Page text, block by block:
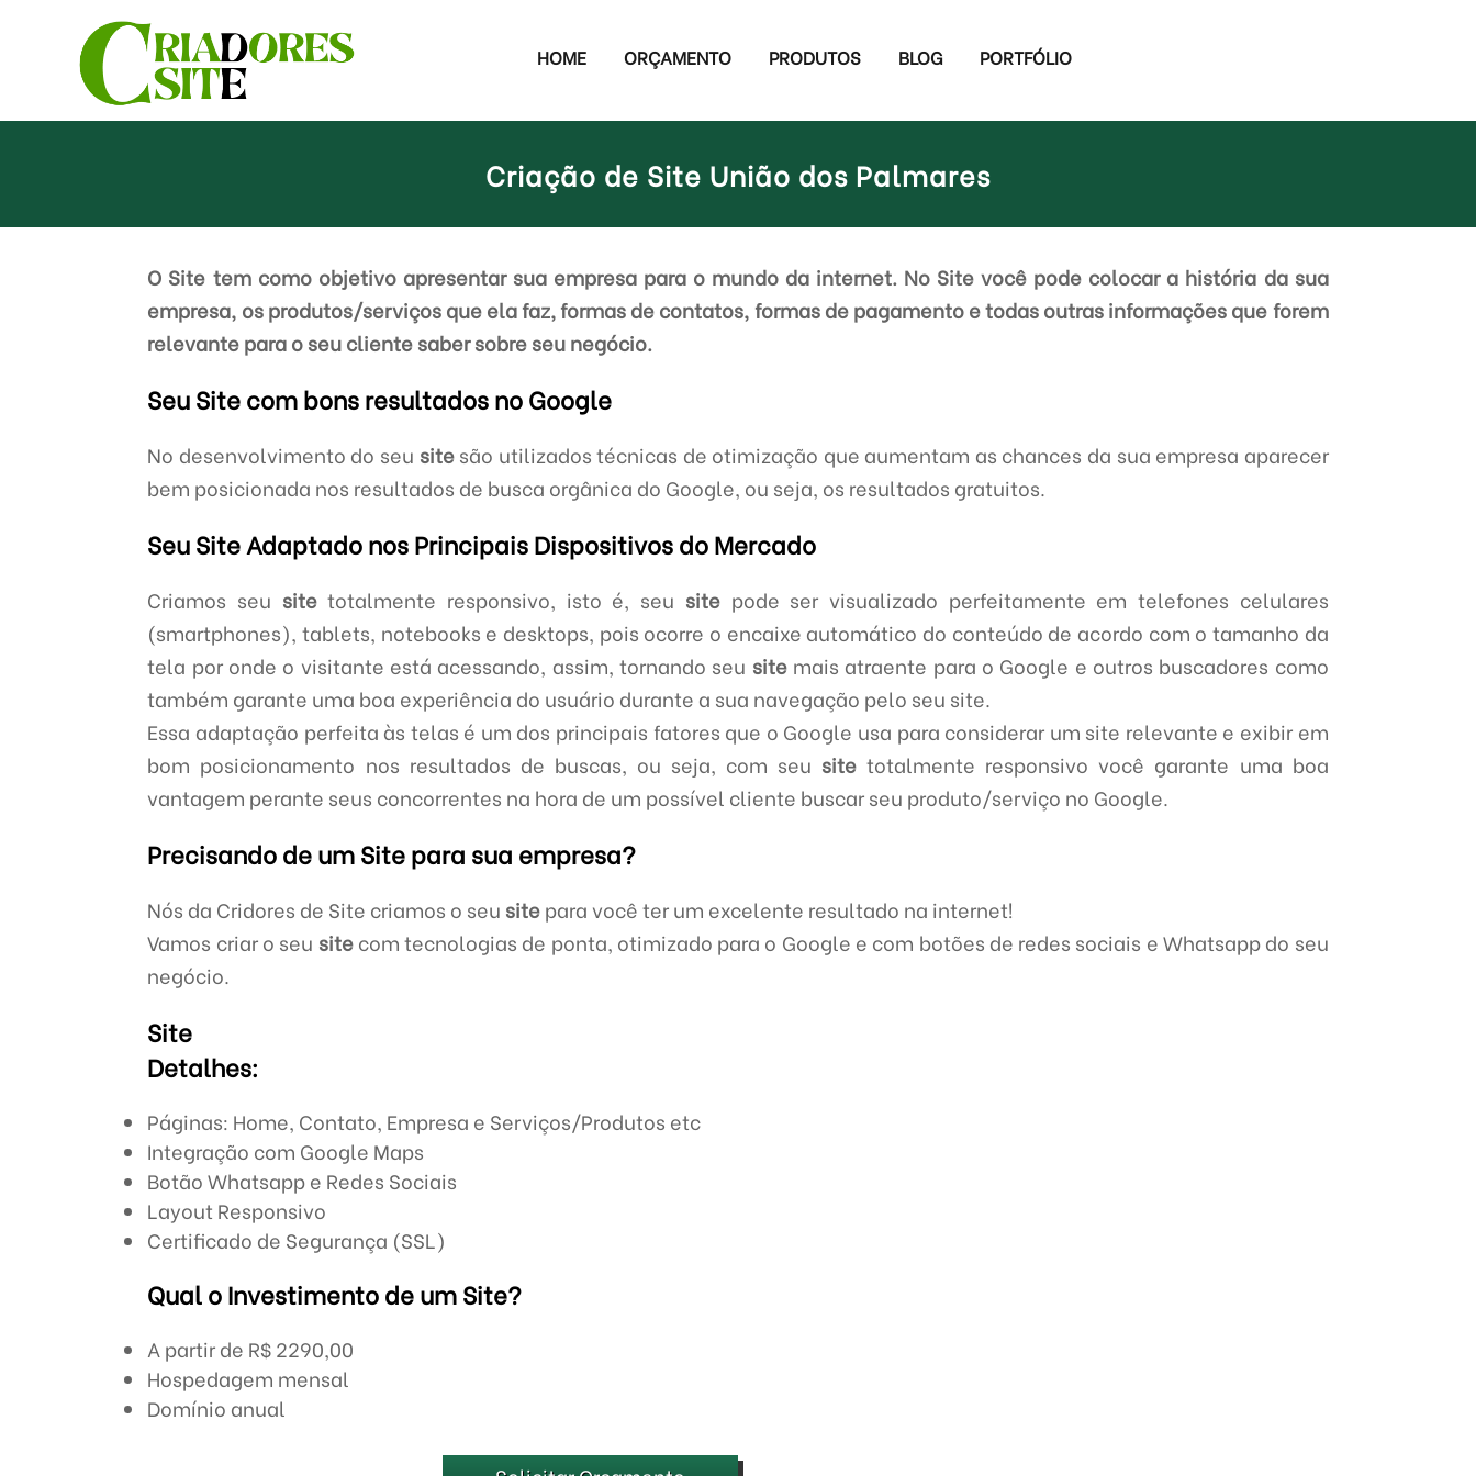
HOME ORÇAMENTO PRODUTOS BLOG PORTFÓLIO
Criação de Site União dos Palmares
O Site tem como objetivo apresentar sua empresa para o mundo da internet. No Site você pode colocar a história da sua
empresa, os produtos/serviços que ela faz, formas de contatos, formas de pagamento e todas outras informações que forem
relevante para o seu cliente saber sobre seu negócio.
Seu Site com bons resultados no Google
No desenvolvimento do seu sitesão utilizados técnicas de otimização que aumentam as chances da sua empresa aparecer
bem posicionada nos resultados de busca orgânica do Google, ou seja, os resultados gratuitos.
Seu Site Adaptado nos Principais Dispositivos do Mercado
Criamos seu sitetotalmente responsivo, isto é, seu sitepode ser visualizado perfeitamente em telefones celulares
(smartphones), tablets, notebooks e desktops, pois ocorre o encaixe automático do conteúdo de acordo com o tamanho da
tela por onde o visitante está acessando, assim, tornando seu sitemais atraente para o Google e outros buscadores como
também garante uma boa experiência do usuário durante a sua navegação pelo seu site.
Essa adaptação perfeita às telas é um dos principais fatores que o Google usa para considerar um site relevante e exibir em
bom posicionamento nos resultados de buscas, ou seja, com seu site totalmente responsivo você garante uma boa
vantagem perante seus concorrentes na hora de um possível cliente buscar seu produto/serviço no Google.
Precisando de um Site para sua empresa?
Nós da Cridores de Site criamos o seu sitepara você ter um excelente resultado na internet!
Vamos criar o seu sitecom tecnologias de ponta, otimizado para o Google e com botões de redes sociais e Whatsapp do seu
negócio.
Site
Detalhes:
Páginas: Home, Contato, Empresa e Serviços/Produtos etc
Integração com Google Maps
Botão Whatsapp e Redes Sociais
Layout Responsivo
Certificado de Segurança (SSL)
Qual o Investimento de um Site?
A partir de R$ 2290,00
Hospedagem mensal
Domínio anual